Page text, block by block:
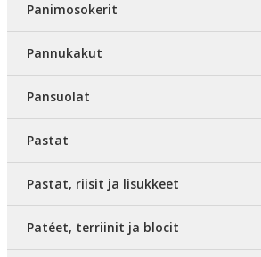
Panimosokerit
Pannukakut
Pansuolat
Pastat
Pastat, riisit ja lisukkeet
Patéet, terriinit ja blocit